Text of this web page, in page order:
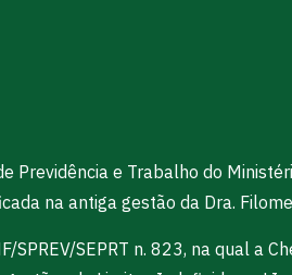
Previdência e Trabalho do
na antiga gestão da Dra.
SEPRT n. 823, na qual a